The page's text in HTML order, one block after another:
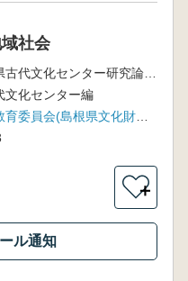
社会
島根県古代文化センター研究論集 第16集
文化センター編
島根県教育委員会(島根県文化財愛護協会)
＋
ル通知